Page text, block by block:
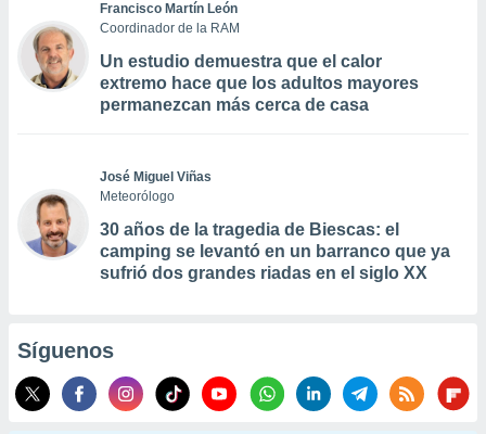
Francisco Martín León
Coordinador de la RAM
Un estudio demuestra que el calor
extremo hace que los adultos mayores
permanezcan más cerca de casa
José Miguel Viñas
Meteorólogo
30 años de la tragedia de Biescas: el
camping se levantó en un barranco que ya
sufrió dos grandes riadas en el siglo XX
Síguenos